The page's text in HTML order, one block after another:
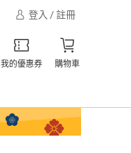
登入 / 註冊
我的優惠券 購物車